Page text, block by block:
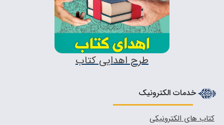
طرح اهدایی کتاب
خدمات الکترونیک
کتاب های الکترونیکی